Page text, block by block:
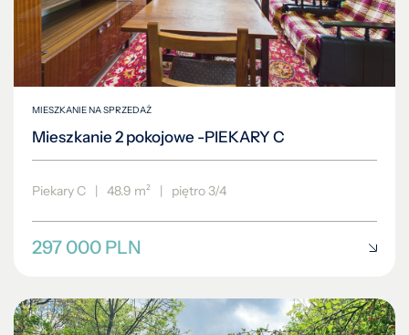
MIESZKANIE NA SPRZEDAŻ
Mieszkanie 2 pokojowe -PIEKARY C
Piekary C 48.9 m² piętro 3/4
297 000 PLN